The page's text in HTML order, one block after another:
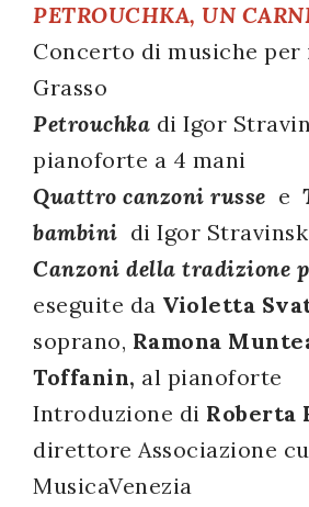
PETROUCHKA, UN
Concerto di musiche per
Grasso
Petrouchka di Igor
pianoforte a 4 mani
Quattro canzoni russe e
bambini di Igor
Canzoni della tradizione
eseguite da Violetta
soprano, Ramona
Toffanin, al pianoforte
Introduzione di Roberta
direttore Associazione
MusicaVenezia
Registrazione
avvenuta con
successo!